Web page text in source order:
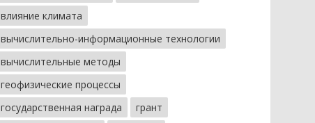
влияние климата
вычислительно-информационные технологии
вычислительные методы
геофизические процессы
государственная награда
грант